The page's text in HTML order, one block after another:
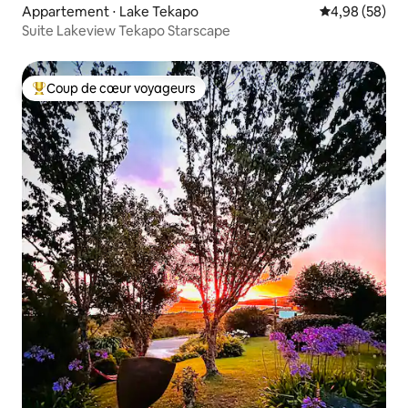
Appartement ⋅ Lake Tekapo Évaluation
4,98 (58)
Suite Lakeview Tekapo Starscape
Coups de cœur voyageurs les plus appréciés
Coup de cœur voyageurs